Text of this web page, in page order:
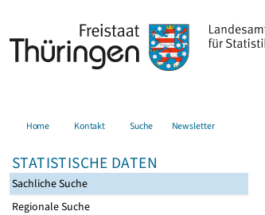
Home Kontakt Suche Newsletter
STATISTISCHE DATEN
Sachliche Suche
Regionale Suche